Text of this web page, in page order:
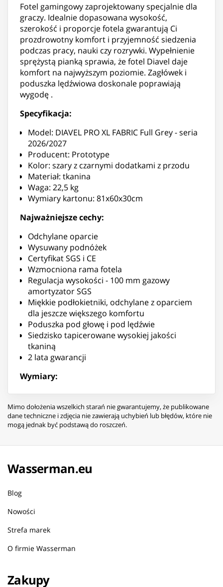
Fotel gamingowy zaprojektowany specjalnie dla
graczy. Idealnie dopasowana wysokość,
szerokość i proporcje fotela gwarantują Ci
prozdrowotny komfort i przyjemność siedzenia
podczas pracy, nauki czy rozrywki. Wypełnienie
sprężystą pianką sprawia, że fotel Diavel daje
komfort na najwyższym poziomie. Zagłówek i
poduszka lędźwiowa doskonale poprawiają
wygodę .
Specyfikacja:
Model: DIAVEL PRO XL FABRIC Full Grey - seria
2026/2027
Producent: Prototype
Kolor: szary z czarnymi dodatkami z przodu
Materiał: tkanina
Waga: 22,5 kg
Wymiary kartonu: 81x60x30cm
Najważniejsze cechy:
Odchylane oparcie
Wysuwany podnóżek
Certyfikat SGS i CE
Wzmocniona rama fotela
Regulacja wysokości - 100 mm gazowy
amortyzator SGS
Miękkie podłokietniki, odchylane z oparciem
dla jeszcze większego komfortu
Poduszka pod głowę i pod lędźwie
Siedzisko tapicerowane wysokiej jakości
tkaniną
2 lata gwarancji
Wymiary:
Mimo dołożenia wszelkich starań nie gwarantujemy, że publikowane
dane techniczne i zdjęcia nie zawierają uchybień lub błędów, które nie
mogą jednak być podstawą do roszczeń.
Wasserman.eu
Blog
Nowości
Strefa marek
O firmie Wasserman
Zakupy